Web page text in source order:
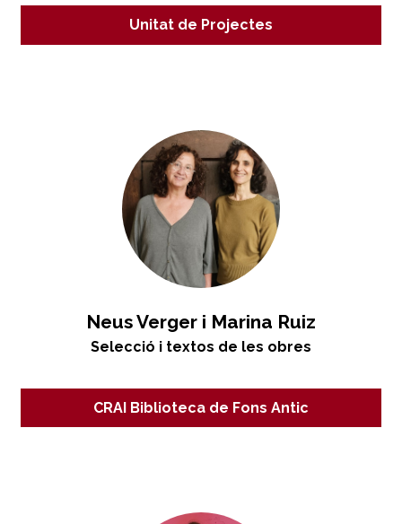
Unitat de Projectes
Neus Verger i Marina Ruiz
Selecció i textos de les obres
CRAI Biblioteca de Fons Antic